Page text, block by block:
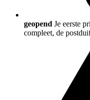
geopend Je eerste
compleet, de